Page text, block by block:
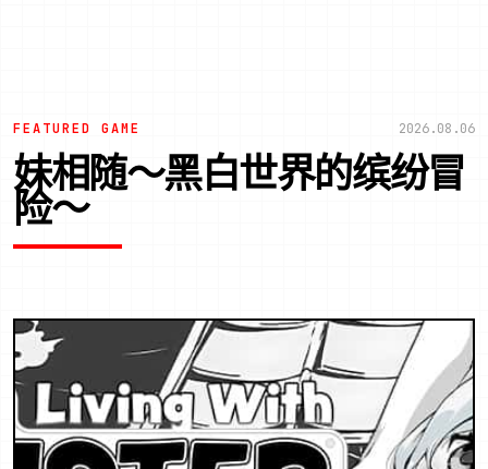
FEATURED GAME 2026.08.06
妹相随～黑白世界的缤纷冒
险～